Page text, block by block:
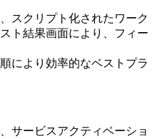
スクリプト化されたワーク
ト結果画面により、フィー
により効率的なベストプラ
サービスアクティベーショ